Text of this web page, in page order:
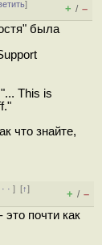
]
+ / –
была
This is
что знайте,
· ·][↑]
+ / –
это почти как